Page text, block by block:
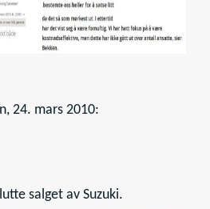
24. mars 2010:
salget av Suzuki.